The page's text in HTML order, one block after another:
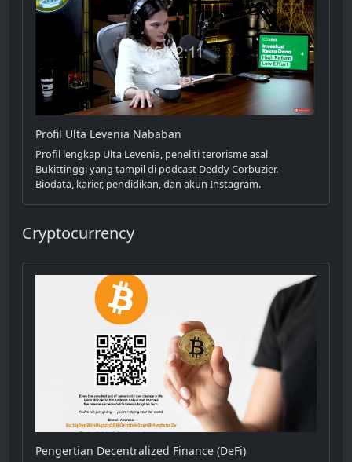
Profil Ulta Levenia Nababan
Profil lengkap Ulta Levenia, peneliti terorisme asal
Bukittinggi yang tampil di podcast Deddy Corbuzier.
Biodata, karier, pendidikan, dan akun Instagram.
Cryptocurrency
Pengertian Decentralized Finance (DeFi)